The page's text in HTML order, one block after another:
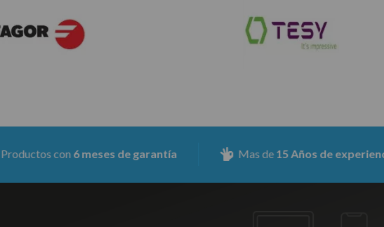
con6 meses de garantía Mas de15 Años de experiencia